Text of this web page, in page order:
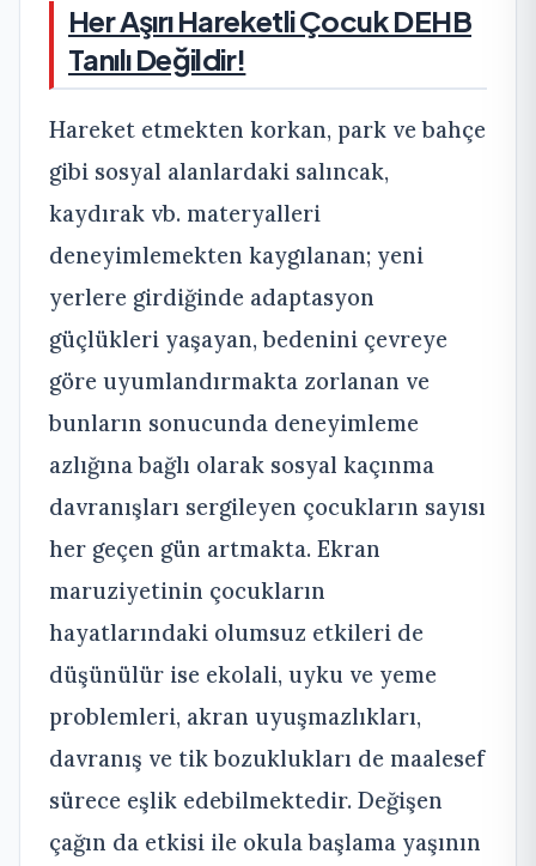
Her Aşırı Hareketli Çocuk DEHB
Tanılı Değildir!
Hareket etmekten korkan, park ve bahçe
gibi sosyal alanlardaki salıncak,
kaydırak vb. materyalleri
deneyimlemekten kaygılanan; yeni
yerlere girdiğinde adaptasyon
güçlükleri yaşayan, bedenini çevreye
göre uyumlandırmakta zorlanan ve
bunların sonucunda deneyimleme
azlığına bağlı olarak sosyal kaçınma
davranışları sergileyen çocukların sayısı
her geçen gün artmakta. Ekran
maruziyetinin çocukların
hayatlarındaki olumsuz etkileri de
düşünülür ise ekolali, uyku ve yeme
problemleri, akran uyuşmazlıkları,
davranış ve tik bozuklukları de maalesef
sürece eşlik edebilmektedir. Değişen
çağın da etkisi ile okula başlama yaşının